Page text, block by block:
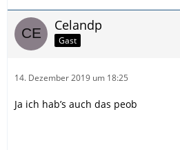
Celandp
Gast
14. Dezember 2019 um 18:25
Ja ich hab’s auch das peob